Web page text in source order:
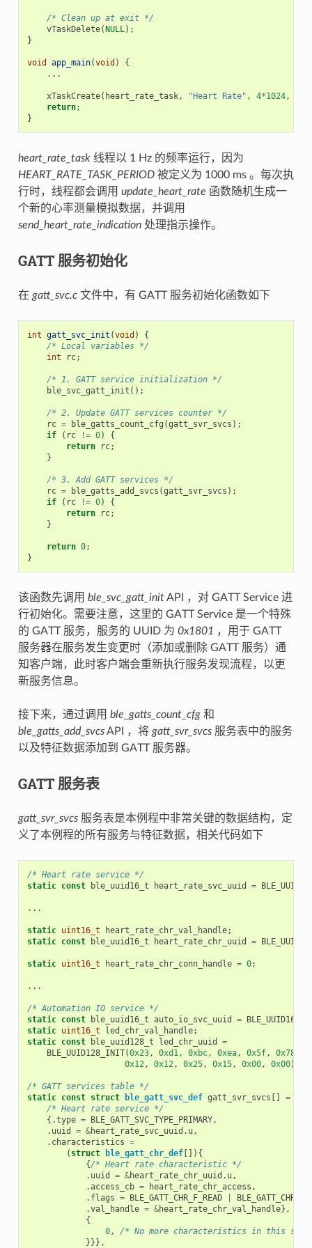
/* Clean up at exit */
vTaskDelete(NULL);
}
void app_main(void )
{
...
xTaskCreate( heart_rate_task, "Heart Rate" , 4*1024,
return;
}
heart_rate_task线程以 1 Hz 的频率运行，因为
HEART_RATE_TASK_PERIOD被定义为 1000 ms 。每次执
行时，线程都会调用 update_heart_rate 函数随机生成一
个新的心率测量模拟数据，并调用
send_heart_rate_indication处理指示操作。
GATT 服务初始化
在 gatt_svc.c文件中，有 GATT 服务初始化函数如下
int gatt_svc_init (void )
{
/* Local variables */
int
rc;
/* 1. GATT service initialization */
ble_svc_gatt_init ();
/* 2. Update GATT services counter */
rc = ble_gatts_count_cfg (gatt_svr_svcs );
if
( rc != 0)
{
return
rc;
}
/* 3. Add GATT services */
rc = ble_gatts_add_svcs (gatt_svr_svcs );
if
( rc != 0)
{
return
rc;
}
return 0;
}
该函数先调用 ble_svc_gatt_initAPI ，对 GATT Service 进
行初始化。需要注意，这里的 GATT Service 是一个特殊
的 GATT 服务，服务的 UUID 为 0x1801 ，用于 GATT
服务器在服务发生变更时（添加或删除 GATT 服务）通
知客户端，此时客户端会重新执行服务发现流程，以更
新服务信息。
接下来，通过调用 ble_gatts_count_cfg和
ble_gatts_add_svcsAPI ，将 gatt_svr_svcs服务表中的服务
以及特征数据添加到 GATT 服务器。
GATT 服务表
gatt_svr_svcs服务表是本例程中非常关键的数据结构，定
义了本例程的所有服务与特征数据，相关代码如下
/* Heart rate service */
static const ble_uuid16_t heart_rate_svc_uuid =
...
static uint16_t heart_rate_chr_val_handle;
static const ble_uuid16_t heart_rate_chr_uuid =
static uint16_t heart_rate_chr_conn_handle = 0;
...
/* Automation IO service */
static const ble_uuid16_t auto_io_svc_uuid =
static uint16_t led_chr_val_handle;
static const ble_uuid128_t led_chr_uuid
=
BLE_UUID128_INIT(0x23, 0xd1, 0xbc, 0xea, 0x5f, 0x78
0x12, 0x12, 0x25, 0x15, 0x00, 0x00);
/* GATT services table */
static const struct ble_gatt_svc_def gatt_svr_svcs [] =
/* Heart rate service */
{.type = BLE_GATT_SVC_TYPE_PRIMARY,
. uuid = &heart_rate_svc_uuid . u,
. characteristics =
( struct ble_gatt_chr_def[]){
{/* Heart rate characteristic */
. uuid = &heart_rate_chr_uuid . u,
.access_cb = heart_rate_chr_access ,
. flags = BLE_GATT_CHR_F_READ
.val_handle = &heart_rate_chr_val_handle},
{
0,
/* No more characteristics in this
}}},